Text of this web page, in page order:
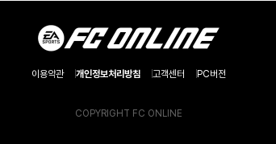
이용약관 개인정보처리방침 고객센터 PC버전
COPYRIGHT FC ONLINE